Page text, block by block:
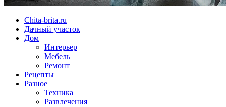
Chita-brita.ru
Дачный участок
Дом
Интерьер
Мебель
Ремонт
Рецепты
Разное
Техника
Развлечения